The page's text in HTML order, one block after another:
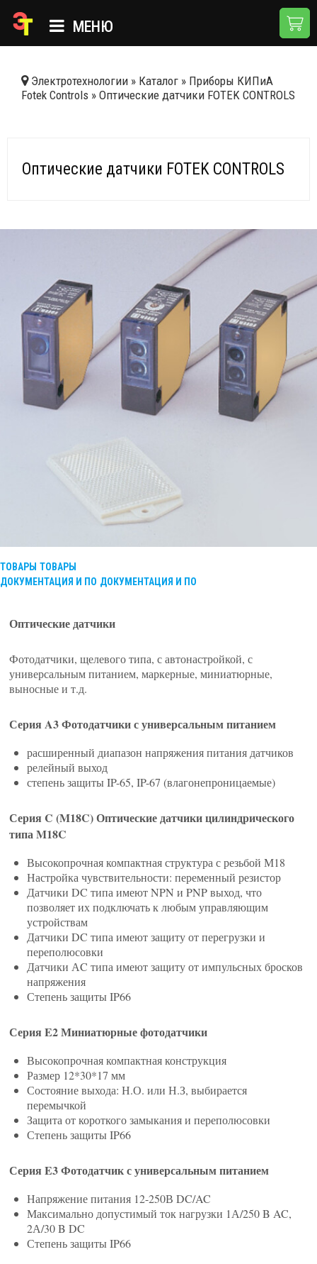
МЕНЮ
КАТАЛОГ
Электротехнологии » Каталог » Приборы КИПиА
Fotek Controls » Оптические датчики FOTEK CONTROLS
Оптические датчики FOTEK CONTROLS
ТОВАРЫ ТОВАРЫ
ДОКУМЕНТАЦИЯ И ПО ДОКУМЕНТАЦИЯ И ПО
Оптические датчики
Фотодатчики, щелевого типа, с автонастройкой, с
универсальным питанием, маркерные, миниатюрные,
выносные и т.д.
Серия A3 Фотодатчики с универсальным питанием
расширенный диапазон напряжения питания датчиков
релейный выход
степень защиты IP-65, IP-67 (влагонепроницаемые)
Серия C (M18C) Оптические датчики цилиндрического
типа M18C
Высокопрочная компактная структура с резьбой М18
Настройка чувствительности: переменный резистор
Датчики DC типа имеют NPN и PNP выход, что
позволяет их подключать к любым управляющим
устройствам
Датчики DC типа имеют защиту от перегрузки и
переполюсовки
Датчики АC типа имеют защиту от импульсных бросков
напряжения
Степень защиты IP66
Серия E2 Миниатюрные фотодатчики
Высокопрочная компактная конструкция
Размер 12*30*17 мм
Состояние выхода: Н.О. или Н.З, выбирается
перемычкой
Защита от короткого замыкания и переполюсовки
Степень защиты IP66
Серия E3 Фотодатчик с универсальным питанием
Напряжение питания 12-250В DC/AC
Максимально допустимый ток нагрузки 1А/250 B AC,
2А/30 B DC
Степень защиты IP66